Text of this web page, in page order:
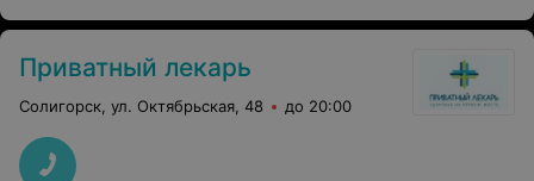
Приватный лекарь
Солигорск, ул. Октябрьская, 48 до 20:00